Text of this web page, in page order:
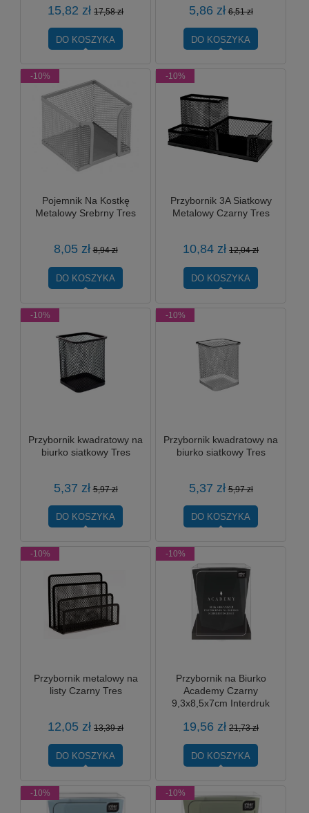
15,82 zł 17,58 zł
DO KOSZYKA
5,86 zł 6,51 zł
DO KOSZYKA
Pojemnik Na Kostkę
Metalowy Srebrny Tres
8,05 zł 8,94 zł
DO KOSZYKA
-10%
Przybornik 3A Siatkowy
Metalowy Czarny Tres
10,84 zł 12,04 zł
DO KOSZYKA
-10%
Przybornik kwadratowy na
biurko siatkowy Tres
5,37 zł 5,97 zł
DO KOSZYKA
-10%
Przybornik kwadratowy na
biurko siatkowy Tres
5,37 zł 5,97 zł
DO KOSZYKA
-10%
Przybornik metalowy na
listy Czarny Tres
12,05 zł 13,39 zł
DO KOSZYKA
-10%
Przybornik na Biurko
Academy Czarny
9,3x8,5x7cm Interdruk
19,56 zł 21,73 zł
DO KOSZYKA
-10%
-10% -10%